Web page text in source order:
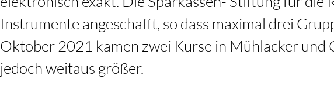
Instrumente angeschafft, so dass maximal drei
Oktober 2021 kamen zwei Kurse in Mühlacker und
jedoch weitaus größer.